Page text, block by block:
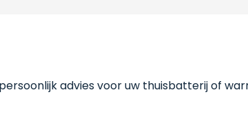
advies voor uw thuisbatterij of